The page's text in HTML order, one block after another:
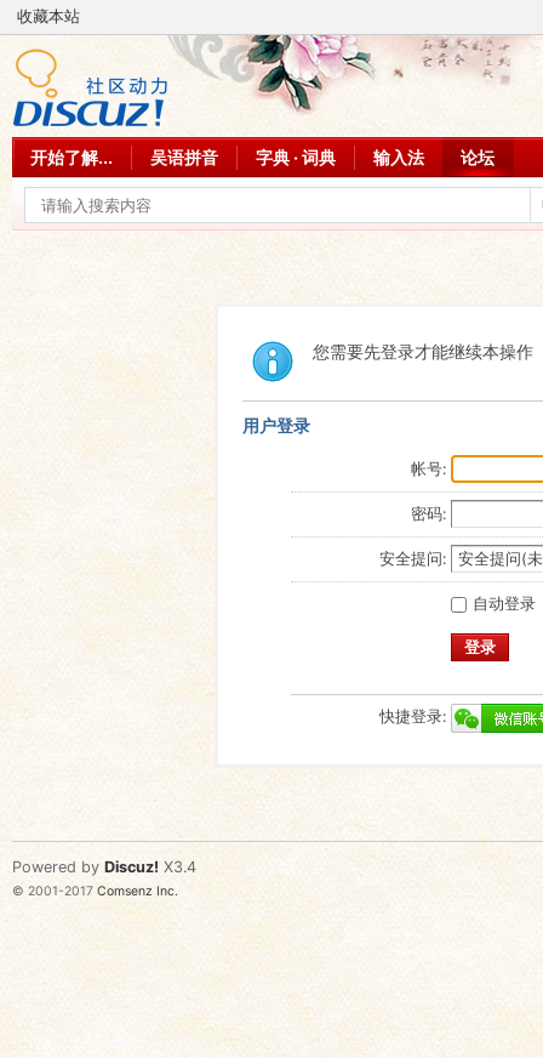
收藏本站
开始了解... 吴语拼音 字典 · 词典 输入法 论坛
您需要先登录才能继续本操作
用户登录
帐号:
密码:
安全提问:
自动登录
登录
快捷登录:
Powered by Discuz! X3.4
© 2001-2017 Comsenz Inc.